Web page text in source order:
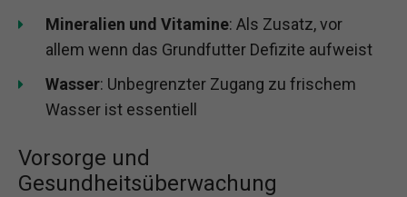
Mineralien und Vitamine: Als Zusatz, vor
allem wenn das Grundfutter Defizite aufweist
Wasser: Unbegrenzter Zugang zu frischem
Wasser ist essentiell
Vorsorge und
Gesundheitsüberwachung